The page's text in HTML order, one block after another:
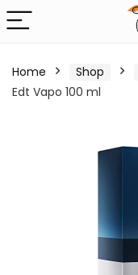
Home Shop
Edt Vapo 100 ml